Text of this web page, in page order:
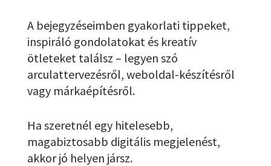
A bejegyzéseimben gyakorlati tippeket,
inspiráló gondolatokat és kreatív
ötleteket találsz – legyen szó
arculattervezésről, weboldal-készítésről
vagy márkaépítésről.
Ha szeretnél egy hitelesebb,
magabiztosabb digitális megjelenést,
akkor jó helyen jársz.